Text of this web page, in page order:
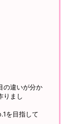
の違いが分か
りまし
を目指して